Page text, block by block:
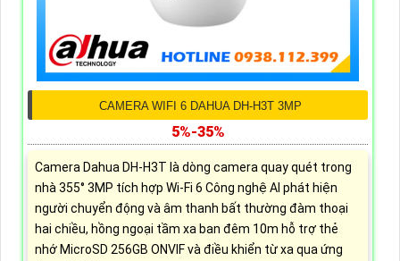
CAMERA WIFI 6 DAHUA DH-H3T 3MP
5%-35%
Camera Dahua DH-H3T là dòng camera quay quét trong
nhà 355° 3MP tích hợp Wi-Fi 6 Công nghệ AI phát hiện
người chuyển động và âm thanh bất thường đàm thoại
hai chiều, hồng ngoại tầm xa ban đêm 10m hỗ trợ thẻ
nhớ MicroSD 256GB ONVIF và điều khiển từ xa qua ứng